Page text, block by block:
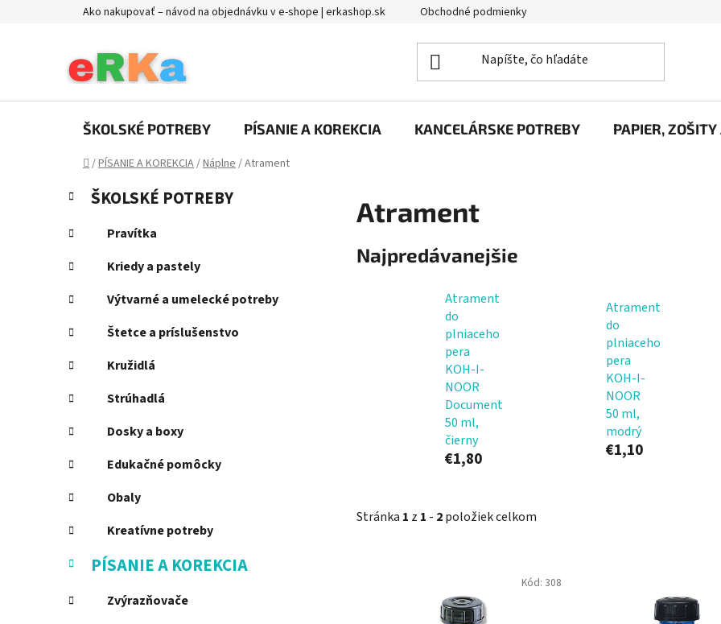
Ako nakupovať – návod na objednávku v e-shope | erkashop.sk Obchodné podmienky
ŠKOLSKÉ POTREBY PÍSANIE A KOREKCIA KANCELÁRSKE POTREBY PAPIER,
Domov
/PÍSANIE A KOREKCIA/Náplne/Atrament
B
č
ý
p
n
e
Preskočiť
kategórie
K
a
e
g
ó
r
e
ŠKOLSKÉ POTREBY
Pravítka
Kriedy a pastely
Výtvarné a umelecké potreby
Štetce a príslušenstvo
Kružidlá
Strúhadlá
Dosky a boxy
Edukačné pomôcky
Obaly
Kreatívne potreby
PÍSANIE A KOREKCIA
Zvýrazňovače
Atrament
Najpredávanejšie
Atrament
do
plniaceho
pera
KOH-I-
NOOR
Document
50 ml,
čierny
€1,80
Atrament
do
plniaceho
pera
KOH-I-
NOOR
50 ml,
modrý
€1,10
Stránka 1 z 1 - 2položiek celkom
Kód: 308